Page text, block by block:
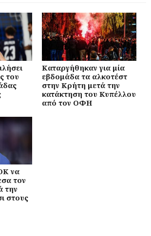
του
Καταργήθηκαν για μία
εβδομάδα τα αλκοτέστ
στην Κρήτη μετά την
κατάκτηση του Κυπέλλου
από τον ΟΦΗ
να
τον
την
στους